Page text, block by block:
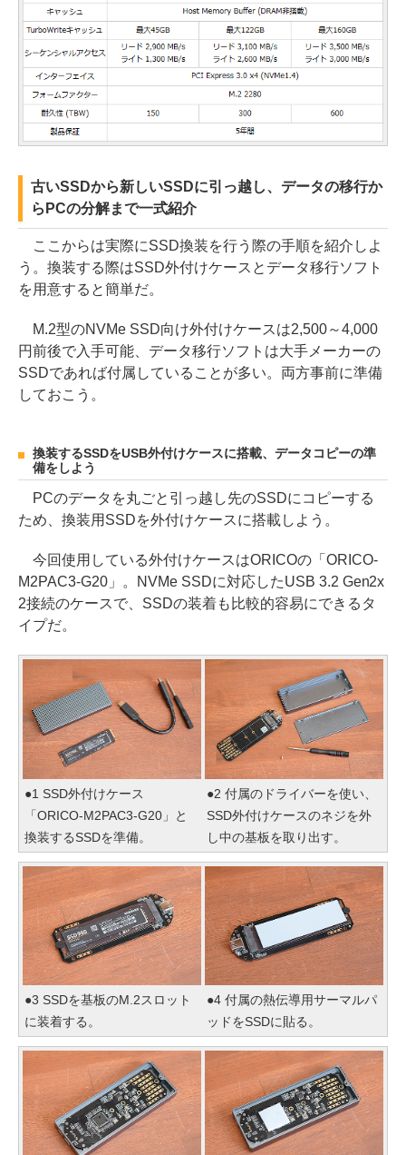
古いSSDから新しいSSDに引っ越し、データの移行か
らPCの分解まで一式紹介
ここからは実際にSSD換装を行う際の手順を紹介しよ
う。換装する際はSSD外付けケースとデータ移行ソフト
を用意すると簡単だ。
M.2型のNVMe SSD向け外付けケースは2,500～4,000
円前後で入手可能、データ移行ソフトは大手メーカーの
SSDであれば付属していることが多い。両方事前に準備
しておこう。
換装するSSDをUSB外付けケースに搭載、データコピーの準
備をしよう
PCのデータを丸ごと引っ越し先のSSDにコピーする
ため、換装用SSDを外付けケースに搭載しよう。
今回使用している外付けケースはORICOの「ORICO-
M2PAC3-G20」。NVMe SSDに対応したUSB 3.2 Gen2x
2接続のケースで、SSDの装着も比較的容易にできるタ
イプだ。
●1 SSD外付けケース
「ORICO-M2PAC3-G20」と
換装するSSDを準備。
●2 付属のドライバーを使い、
SSD外付けケースのネジを外
し中の基板を取り出す。
●3 SSDを基板のM.2スロット
に装着する。
●4 付属の熱伝導用サーマルパ
ッドをSSDに貼る。